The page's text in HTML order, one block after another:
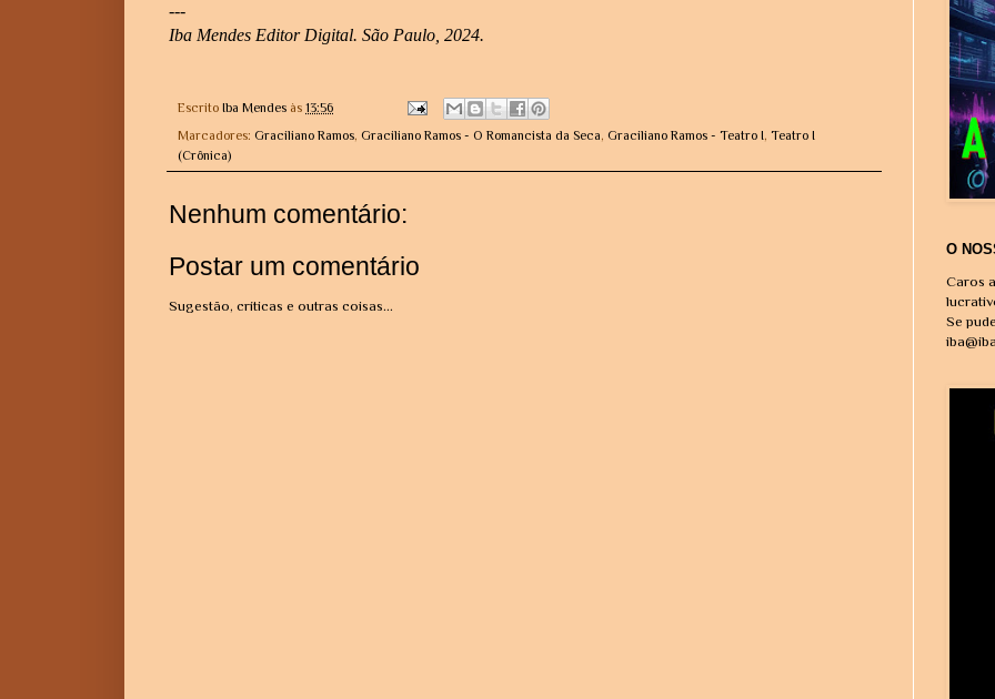
---
Iba Mendes Editor Digital. São Paulo, 2024.
Escrito Iba Mendes às 13:56
Marcadores: Graciliano Ramos, Graciliano Ramos - O Romancista da Seca, Graciliano Ramos - Teatro I, Teatro I
(Crônica)
Nenhum comentário:
Postar um comentário
Sugestão, críticas e outras coisas...
O
Caros
Se